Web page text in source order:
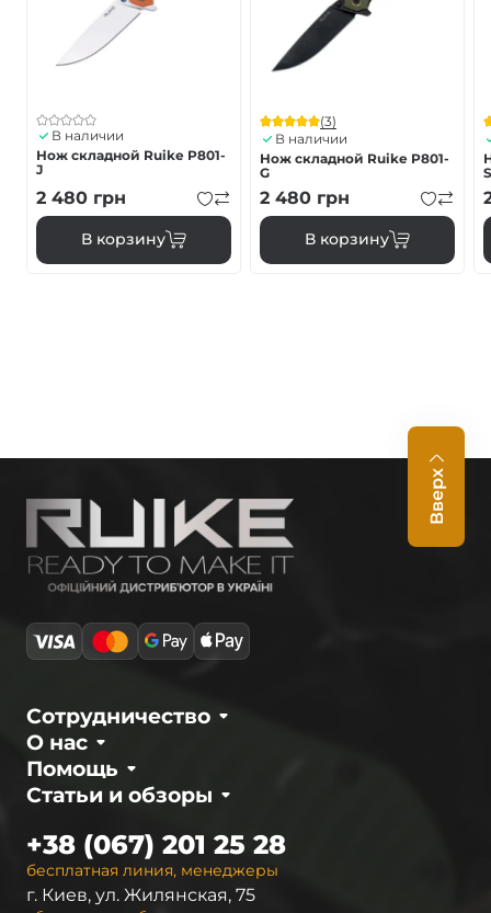
В наличии
Нож складной Ruike P801-
J
2 480 грн
В корзину
(3)
В наличии
Нож складной Ruike P801-
G
2 480 грн
В корзину
Вверх
О нас
Сотрудничество
Статьи и обзоры
Помощь
бесплатная линия, менеджеры
+38 (067) 201 25 28
г. Киев, ул. Жилянская, 75